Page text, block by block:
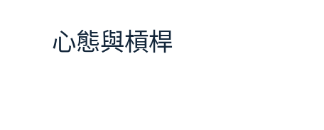
心態與槓桿